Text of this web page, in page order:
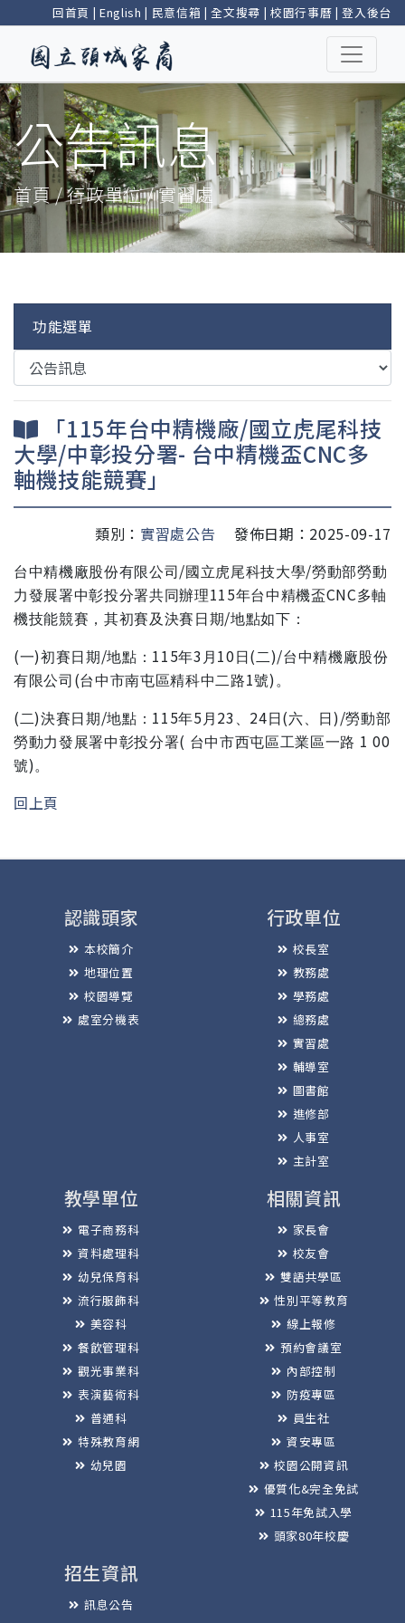
回首頁 | English | 民意信箱 |全文搜尋 | 校園行事曆 |登入後台
公告訊息
首頁 / 行政單位 / 實習處
功能選單
「115年台中精機廠/國立虎尾科技
大學/中彰投分署- 台中精機盃CNC多
軸機技能競賽」
類別： 實習處公告 發佈日期：2025-09-17
台中精機廠股份有限公司 /國立虎尾科技大學/勞動部勞動
力發展署中彰投分署共同辦理115年台中精機盃CNC多軸
機技能競賽，其初賽及決賽日期/地點如下：
(一)初賽日期 /地點： 115年3 月 10 日 (二)/台中精機廠股份
有限公司 (台中市南屯區精科中二路1號) 。
( 二)決賽日期 /地點： 115年5 月 23 24 日 (六、日 )/勞動部
勞動力發展署中彰投分署( 台中市西屯區工業區一路 1 00
號)。
回上頁
認識頭家
本校簡介
地理位置
校園導覽
處室分機表
行政單位
校長室
教務處
學務處
總務處
實習處
輔導室
圖書館
進修部
人事室
主計室
教學單位
電子商務科
資料處理科
幼兒保育科
流行服飾科
美容科
餐飲管理科
觀光事業科
表演藝術科
普通科
特殊教育網
幼兒園
相關資訊
家長會
校友會
雙語共學區
性別平等教育
線上報修
預約會議室
內部控制
防疫專區
員生社
資安專區
校園公開資訊
優質化&完全免試
115年免試入學
頭家80年校慶
招生資訊
訊息公告